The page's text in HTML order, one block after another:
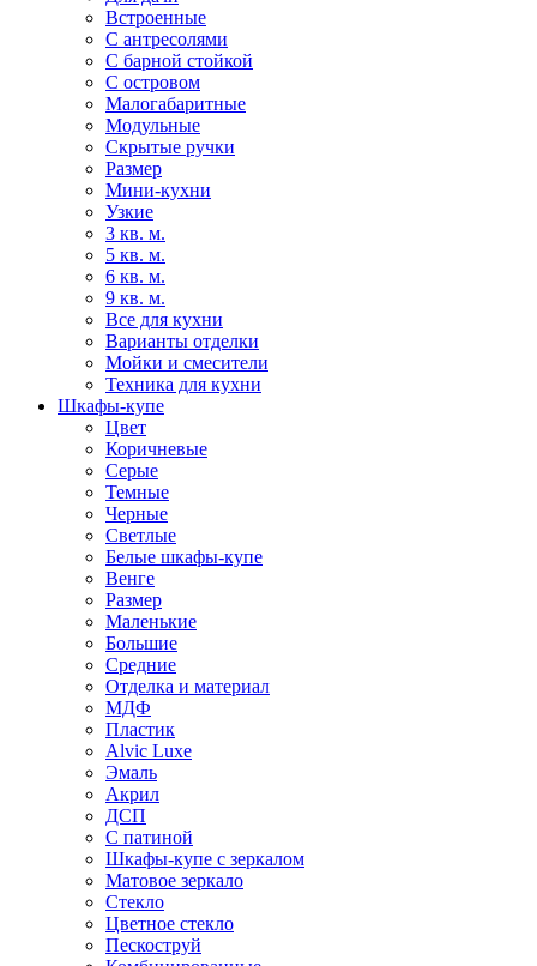
Встроенные
С антресолями
С барной стойкой
С островом
Малогабаритные
Модульные
Скрытые ручки
Размер
Мини-кухни
Узкие
3 кв. м.
5 кв. м.
6 кв. м.
9 кв. м.
Все для кухни
Варианты отделки
Мойки и смесители
Техника для кухни
Шкафы-купе
Цвет
Коричневые
Серые
Темные
Черные
Светлые
Белые шкафы-купе
Венге
Размер
Маленькие
Большие
Средние
Отделка и материал
МДФ
Пластик
Alvic Luxe
Эмаль
Акрил
ДСП
С патиной
Шкафы-купе с зеркалом
Матовое зеркало
Стекло
Цветное стекло
Пескоструй